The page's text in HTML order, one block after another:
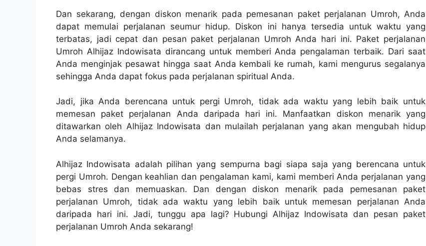
Dan sekarang, dengan diskon menarik pada pemesanan paket perjalanan Umroh, Anda
dapat memulai perjalanan seumur hidup. Diskon ini hanya tersedia untuk waktu yang
terbatas, jadi cepat dan pesan paket perjalanan Umroh Anda hari ini. Paket perjalanan
Umroh Alhijaz Indowisata dirancang untuk memberi Anda pengalaman terbaik. Dari saat
Anda menginjak pesawat hingga saat Anda kembali ke rumah, kami mengurus segalanya
sehingga Anda dapat fokus pada perjalanan spiritual Anda.
Jadi, jika Anda berencana untuk pergi Umroh, tidak ada waktu yang lebih baik untuk
memesan paket perjalanan Anda daripada hari ini. Manfaatkan diskon menarik yang
ditawarkan oleh Alhijaz Indowisata dan mulailah perjalanan yang akan mengubah hidup
Anda selamanya.
Alhijaz Indowisata adalah pilihan yang sempurna bagi siapa saja yang berencana untuk
pergi Umroh. Dengan keahlian dan pengalaman kami, kami memberi Anda perjalanan yang
bebas stres dan memuaskan. Dan dengan diskon menarik pada pemesanan paket
perjalanan Umroh, tidak ada waktu yang lebih baik untuk memesan perjalanan Anda
daripada hari ini. Jadi, tunggu apa lagi? Hubungi Alhijaz Indowisata dan pesan paket
perjalanan Umroh Anda sekarang!